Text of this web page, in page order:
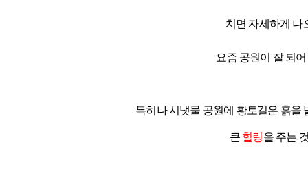
치면 자세하게 나
요즘 공원이 잘 되
특히나 시냇물 공원에 황토길은 흙
큰 힐링을 주는